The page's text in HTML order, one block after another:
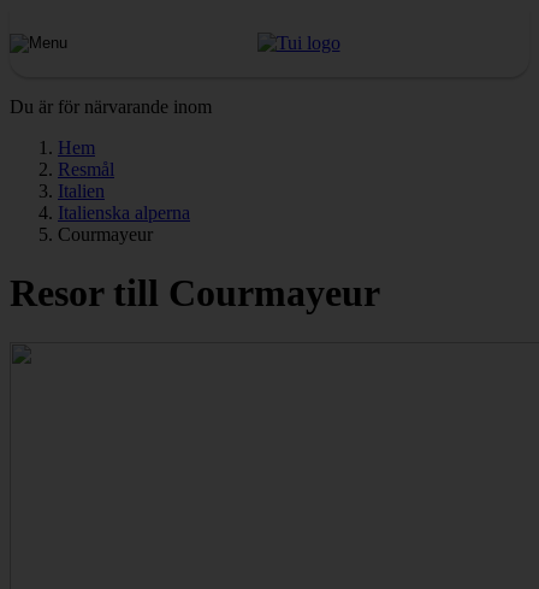
Du är för närvarande inom
Hem
Resmål
Italien
Italienska alperna
Courmayeur
Resor till Courmayeur